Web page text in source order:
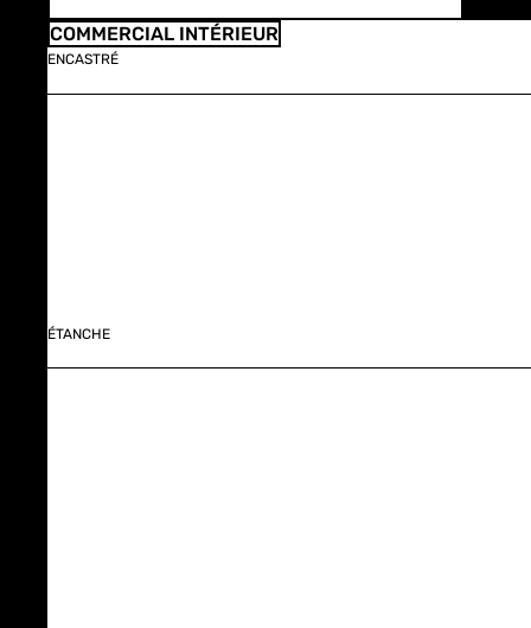
COMMERCIAL INTÉRIEUR
ENCASTRÉ
ÉTANCHE